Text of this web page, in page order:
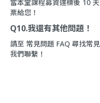
當本堂課程募資達標後 10
票給您！
Q10.我還有其他問題！
請至 常見問題 FAQ 尋找常
我們聯繫！